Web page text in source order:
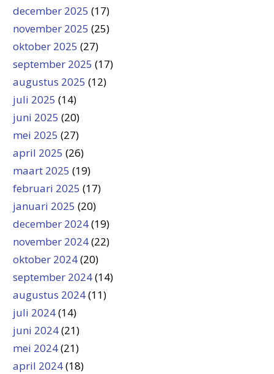
december 2025 (17)
november 2025 (25)
oktober 2025 (27)
september 2025 (17)
augustus 2025 (12)
juli 2025 (14)
juni 2025 (20)
mei 2025 (27)
april 2025 (26)
maart 2025 (19)
februari 2025 (17)
januari 2025 (20)
december 2024(19)
november 2024(22)
oktober 2024(20)
september 2024(14)
augustus 2024(11)
juli 2024(14)
juni 2024(21)
mei 2024(21)
april 2024(18)